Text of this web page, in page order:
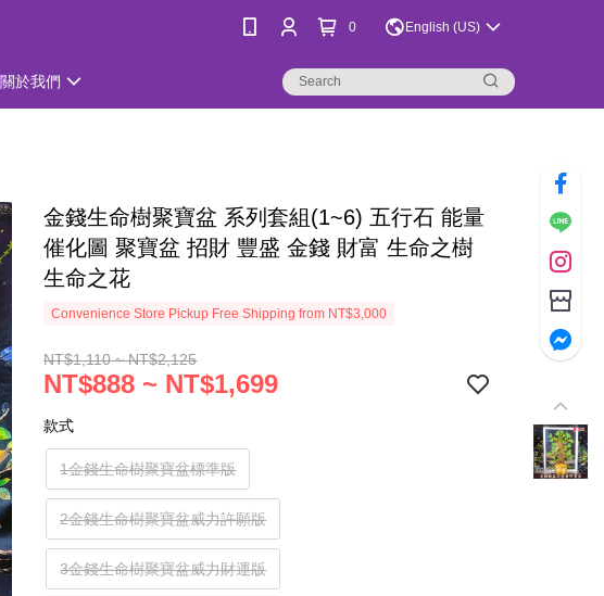
0 English (US)
關於我們
金錢生命樹聚寶盆 系列套組(1~6) 五行石 能量
催化圖 聚寶盆 招財 豐盛 金錢 財富 生命之樹
生命之花
Convenience Store Pickup Free Shipping from NT$3,000
NT$1,110 ~ NT$2,125
NT$888 ~ NT$1,699
款式
1金錢生命樹聚寶盆標準版
2金錢生命樹聚寶盆威力許願版
3金錢生命樹聚寶盆威力財運版